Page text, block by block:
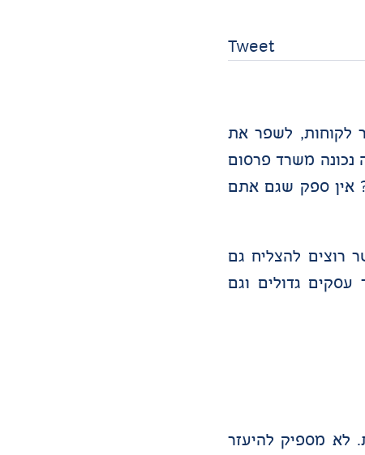
Tweet
לקוחות, לשפר את
נכונה משרד פרסום
אין ספק שגם אתם
רוצים להצליח גם
גדולים וגם
לא מספיק להיעזר